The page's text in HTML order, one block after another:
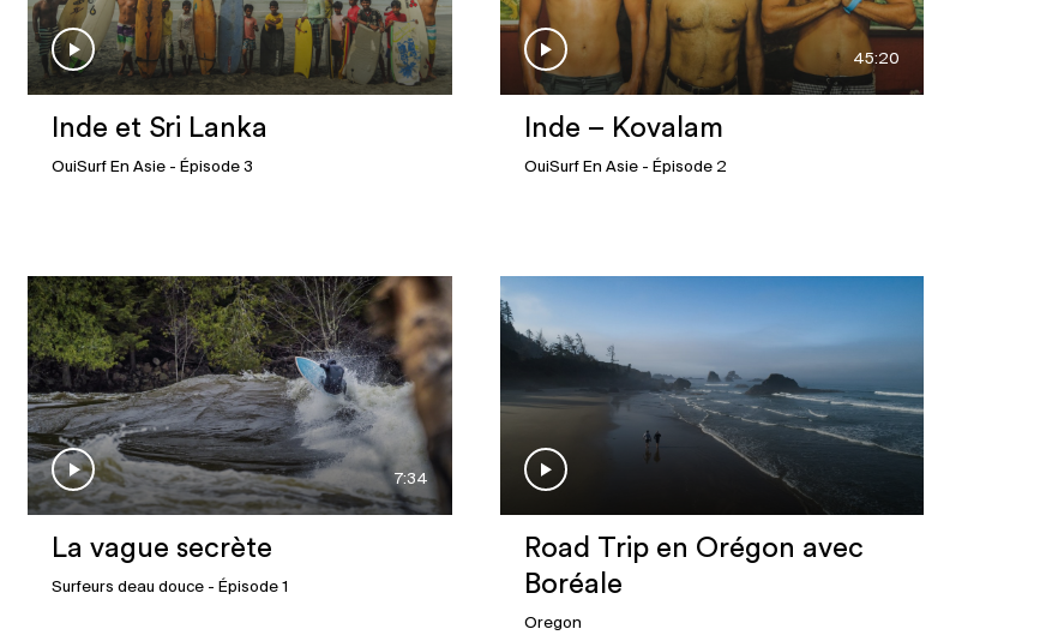
Inde et Sri Lanka
OuiSurf En Asie - Épisode 3
45:20
Inde – Kovalam
OuiSurf En Asie- Épisode 2
7:34
La vague secrète
Surfeurs deau douce - Épisode 1
Road Trip en Orégon avec
Boréale
Oregon